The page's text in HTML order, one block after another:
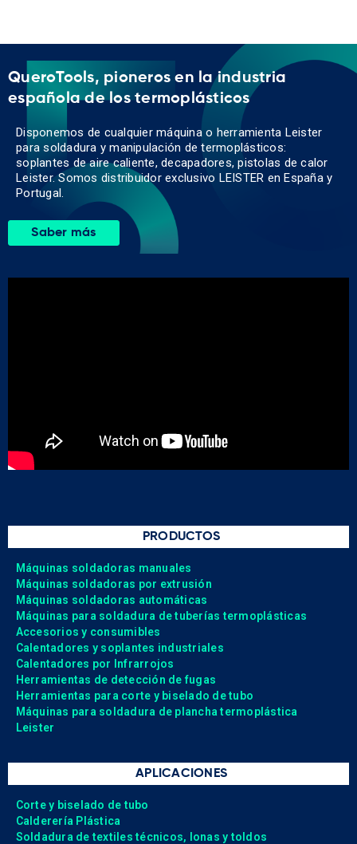
QueroTools, pioneros en la industria
española de los termoplásticos
Disponemos de cualquier máquina o herramienta Leister
para soldadura y manipulación de termoplásticos:
soplantes de aire caliente, decapadores, pistolas de calor
Leister. Somos distribuidor exclusivo LEISTER en España y
Portugal.
Saber más
PRODUCTOS
Máquinas soldadoras manuales
Máquinas soldadoras por extrusión
Máquinas soldadoras automáticas
Máquinas para soldadura de tuberías termoplásticas
Accesorios y consumibles
Calentadores y soplantes industriales
Calentadores por Infrarrojos
Herramientas de detección de fugas
Herramientas para corte y biselado de tubo
Máquinas para soldadura de plancha termoplástica
Leister
APLICACIONES
Corte y biselado de tubo
Calderería Plástica
Soldadura de textiles técnicos, lonas y toldos